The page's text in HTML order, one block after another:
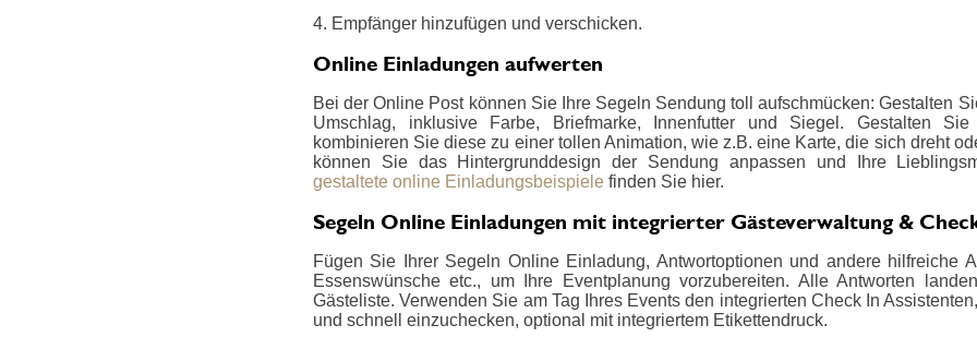
4. Empfänger hinzufügen und verschicken.
Online Einladungen aufwerten
Bei der Online Post können Sie Ihre Segeln Sendung toll aufschmücken: Gestalten
Umschlag, inklusive Farbe, Briefmarke, Innenfutter und Siegel. Gestalten
kombinieren Sie diese zu einer tollen Animation, wie z.B. eine Karte, die sich dreht
können Sie das Hintergrunddesign der Sendung anpassen und Ihre
gestaltete online Einladungsbeispiele finden Sie hier.
Segeln Online Einladungen mit integrierter Gästeverwaltung &
Fügen Sie Ihrer Segeln Online Einladung, Antwortoptionen und andere hilfreiche
Essenswünsche etc., um Ihre Eventplanung vorzubereiten. Alle Antworten
Gästeliste. Verwenden Sie am Tag Ihres Events den integrierten Check In
und schnell einzuchecken, optional mit integriertem Etikettendruck.